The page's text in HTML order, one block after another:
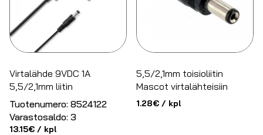
Virtalähde 9VDC 1A
5,5/2,1mm liitin
Tuotenumero: 8524122
Varastosaldo: 3
13.15€ / kpl
5,5/2,1mm toisioliitin
Mascot virtalähteisiin
1.28€ / kpl